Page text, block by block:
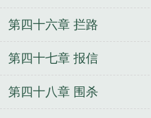
第四十六章 拦路
第四十七章 报信
第四十八章 围杀